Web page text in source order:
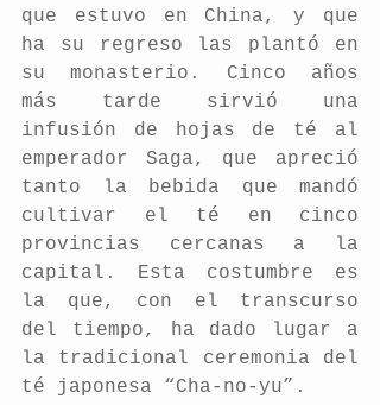
que estuvo en China, y que
ha su regreso las plantó en
su monasterio. Cinco años
más tarde sirvió una
infusión de hojas de té al
emperador Saga, que apreció
tanto la bebida que mandó
cultivar el té en cinco
provincias cercanas a la
capital. Esta costumbre es
la que, con el transcurso
del tiempo, ha dado lugar a
la tradicional ceremonia del
té japonesa “Cha-no-yu”.